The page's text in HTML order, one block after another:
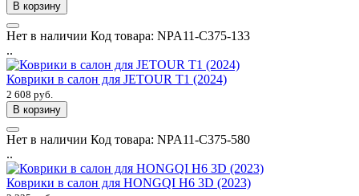
В корзину
Нет в наличии Код товара: NPA11-C375-133
..
Коврики в салон для JETOUR T1 (2024)
2 608 руб.
В корзину
Нет в наличии Код товара: NPA11-C375-580
..
Коврики в салон для HONGQI H6 3D (2023)